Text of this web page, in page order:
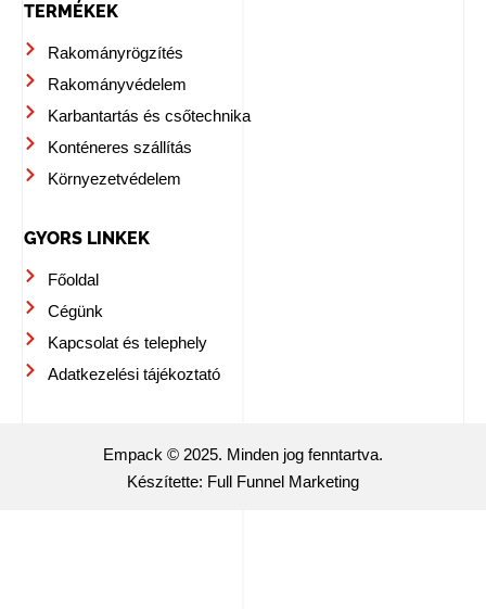
TERMÉKEK
Rakományrögzítés
Rakományvédelem
Karbantartás és csőtechnika
Konténeres szállítás
Környezetvédelem
GYORS LINKEK
Főoldal
Cégünk
Kapcsolat és telephely
Adatkezelési tájékoztató
Empack © 2025. Minden jog fenntartva.
Készítette: Full Funnel Marketing